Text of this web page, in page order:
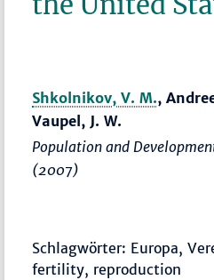
Shkolnikov, V. M.,
Vaupel, J. W.
Population and
(2007)
Schlagwörter: Europa,
fertility, reproduction